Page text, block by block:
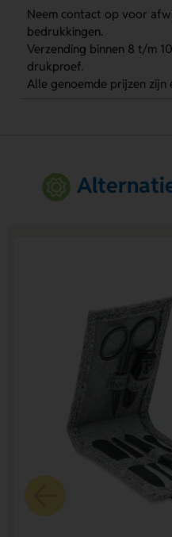
Neem contact op voor
bedrukkingen.
Verzending binnen 8 t/m
drukproef.
Alle genoemde prijzen zijn